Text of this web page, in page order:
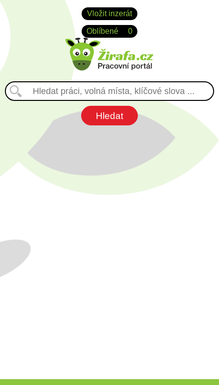
Vložit inzerát
Oblíbené 0